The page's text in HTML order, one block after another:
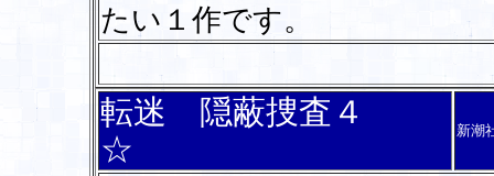
たい１作です。
転迷 隠蔽捜査４
☆
新潮